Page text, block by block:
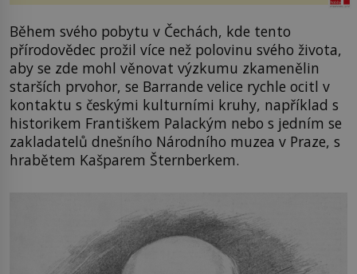
Během svého pobytu v Čechách, kde tento
přírodovědec prožil více než polovinu svého života,
aby se zde mohl věnovat výzkumu zkamenělin
starších prvohor, se Barrande velice rychle ocitl v
kontaktu s českými kulturními kruhy, například s
historikem Františkem Palackým nebo s jedním se
zakladatelů dnešního Národního muzea v Praze, s
hrabětem Kašparem Šternberkem.